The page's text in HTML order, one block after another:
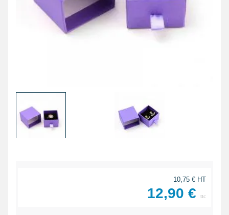
10,75 € HT
12,90 € ttc